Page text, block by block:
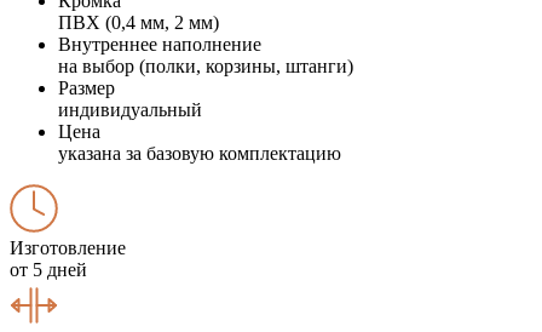
ПВХ (0,4 мм, 2 мм)
Внутреннее наполнение
на выбор (полки, корзины, штанги)
Размер
индивидуальный
Цена
указана за базовую комплектацию
Изготовление
от 5 дней